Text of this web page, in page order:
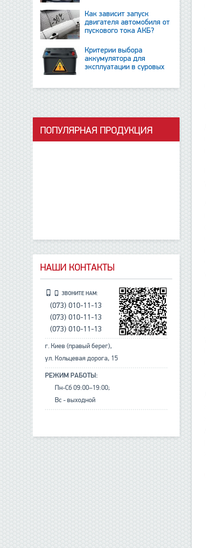
Как зависит запуск
двигателя автомобиля от
пускового тока АКБ?
Критерии выбора
аккумулятора для
эксплуатации в суровых
ПОПУЛЯРНАЯ ПРОДУКЦИЯ
НАШИ КОНТАКТЫ
ЗВОНИТЕ НАМ:
(073) 010-11-13
(073) 010-11-13
(073) 010-11-13
г. Киев (правый берег),
ул. Кольцевая дорога, 15
РЕЖИМ РАБОТЫ:
Пн-Сб 09:00–19:00;
Вс - выходной